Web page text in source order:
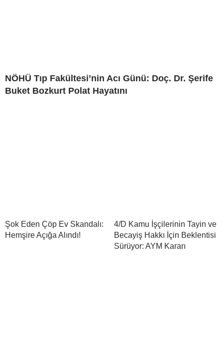
NÖHÜ Tıp Fakültesi’nin Acı Günü: Doç. Dr. Şerife
Buket Bozkurt Polat Hayatını
Şok Eden Çöp Ev Skandalı:
Hemşire Açığa Alındı!
4/D Kamu İşçilerinin Tayin ve
Becayiş Hakkı İçin Beklentisi
Sürüyor: AYM Kararı